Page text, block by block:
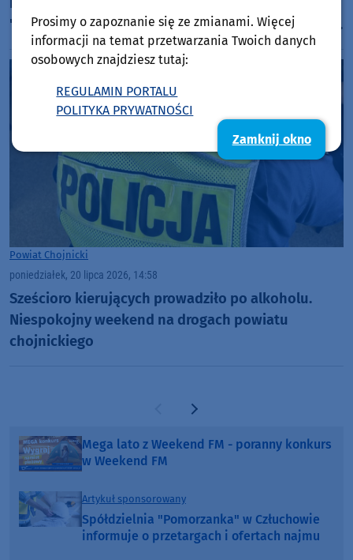
"Dlaczego przed wycieczką do Parku Narodowego
"Bory Tucholskie" warto odwiedzić muzeum PNBT?
(WIDEO)
Powiat Chojnicki
poniedziałek, 20 lipca 2026, 14:58
Sześcioro kierujących prowadziło po alkoholu.
Niespokojny weekend na drogach powiatu
chojnickiego
Poprzednia strona
Następna strona
Mega lato z Weekend FM - poranny konkurs
w Weekend FM
Artykuł sponsorowany
Spółdzielnia "Pomorzanka" w Człuchowie
informuje o przetargach i ofertach najmu
Prosimy o zapoznanie się ze zmianami. Więcej
informacji na temat przetwarzania Twoich danych
osobowych znajdziesz tutaj:
REGULAMIN PORTALU
POLITYKA PRYWATNOŚCI
Zamknij okno